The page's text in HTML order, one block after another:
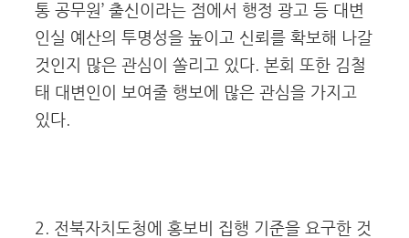
통 공무원’ 출신이라는 점에서 행정 광고 등 대변
인실 예산의 투명성을 높이고 신뢰를 확보해 나갈
것인지 많은 관심이 쏠리고 있다. 본회 또한 김철
태 대변인이 보여줄 행보에 많은 관심을 가지고
있다.
2. 전북자치도청에 홍보비 집행 기준을 요구한 것